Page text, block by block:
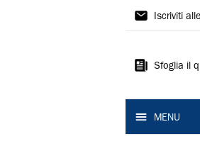
La
Ferrara
Iscriviti
Sfoglia il
MENU